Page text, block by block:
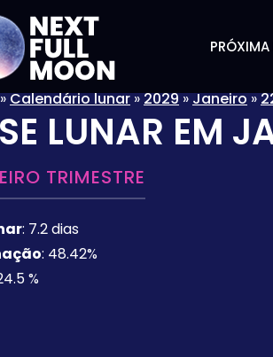
Calendário lunar»2029»Janeiro»
LUNAR EM
TRIMESTRE
: 7.2 dias
: 48.42%
%